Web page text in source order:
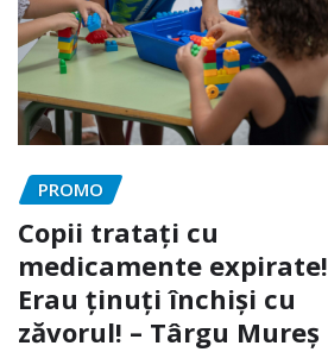
PROMO
Copii tratați cu
medicamente expirate!
Erau ținuți închiși cu
zăvorul! – Târgu Mureș